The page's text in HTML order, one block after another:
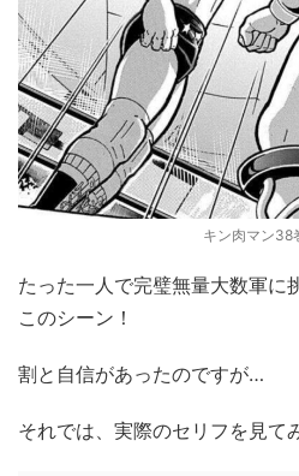
キン肉マン38
たった一人で完璧無量大数軍に
このシーン！
割と自信があったのですが…
それでは、実際のセリフを見て